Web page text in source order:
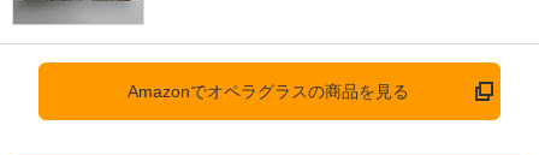
Amazonでオペラグラスの商品を見る